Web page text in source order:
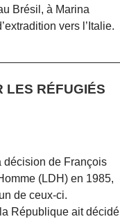
Brésil, à Marina
vers l’Italie.
LES RÉFUGIÉS
décision de François
(LDH) en 1985,
de ceux-ci.
République ait décidé